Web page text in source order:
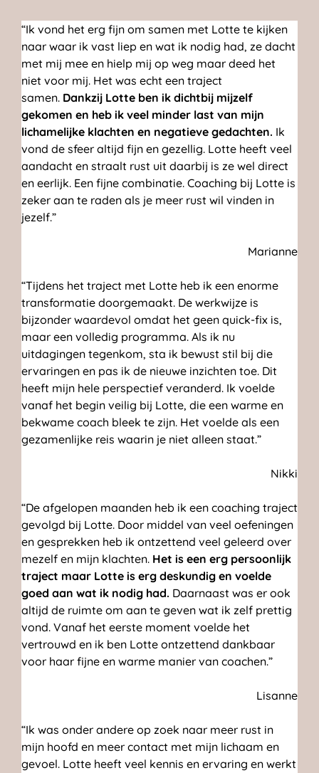
“Ik vond het erg fijn om samen met Lotte te kijken
naar waar ik vast liep en wat ik nodig had, ze dacht
met mij mee en hielp mij op weg maar deed het
niet voor mij. Het was echt een traject
samen. Dankzij Lotte ben ik dichtbij mijzelf
gekomen en heb ik veel minder last van mijn
lichamelijke klachten en negatieve gedachten. Ik
vond de sfeer altijd fijn en gezellig. Lotte heeft veel
aandacht en straalt rust uit daarbij is ze wel direct
en eerlijk. Een fijne combinatie. Coaching bij Lotte is
zeker aan te raden als je meer rust wil vinden in
jezelf.”
Marianne
“Tijdens het traject met Lotte heb ik een enorme
transformatie doorgemaakt. De werkwijze is
bijzonder waardevol omdat het geen quick-fix is,
maar een volledig programma. Als ik nu
uitdagingen tegenkom, sta ik bewust stil bij die
ervaringen en pas ik de nieuwe inzichten toe. Dit
heeft mijn hele perspectief veranderd. Ik voelde
vanaf het begin veilig bij Lotte, die een warme en
bekwame coach bleek te zijn. Het voelde als een
gezamenlijke reis waarin je niet alleen staat.”
Nikki
“De afgelopen maanden heb ik een coaching traject
gevolgd bij Lotte. Door middel van veel oefeningen
en gesprekken heb ik ontzettend veel geleerd over
mezelf en mijn klachten. Het is een erg persoonlijk
traject maar Lotte is erg deskundig en voelde
goed aan wat ik nodig had. Daarnaast was er ook
altijd de ruimte om aan te geven wat ik zelf prettig
vond. Vanaf het eerste moment voelde het
vertrouwd en ik ben Lotte ontzettend dankbaar
voor haar fijne en warme manier van coachen.”
Lisanne
“Ik was onder andere op zoek naar meer rust in
mijn hoofd en meer contact met mijn lichaam en
gevoel. Lotte heeft veel kennis en ervaring en werkt